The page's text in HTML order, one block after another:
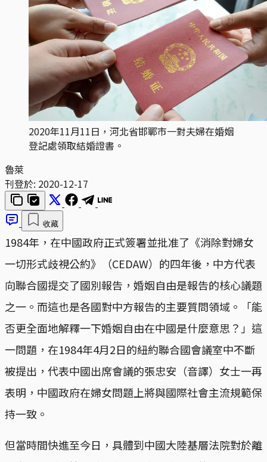
2020年11月11日，河北省邯鄲市一對夫婦在婚姻
登記處領取結婚證書。
魯萊
刊登於: 2020-12-17
收藏
1984年，在中國政府正式簽署並批准了《消除對婦女
一切形式歧視公約》（CEDAW）的四年後，中方代表
向聯合國提交了國別報告，婚姻自由是報告的核心議題
之一。而這也是各國對中方報告的主要質問領域。「能
否更全面地解釋一下婚姻自由在中國是什麼意思？」這
一問題，在1984年4月2日的紐約聯合國會議室中不斷
被提出，代表中國出席會議的張忠安（音譯）女士一再
表明，中國政府在婦女問題上將與國際社會主流規範保
持一致。
但當時間快進至今日，具體到中國大陸基層法院對於離